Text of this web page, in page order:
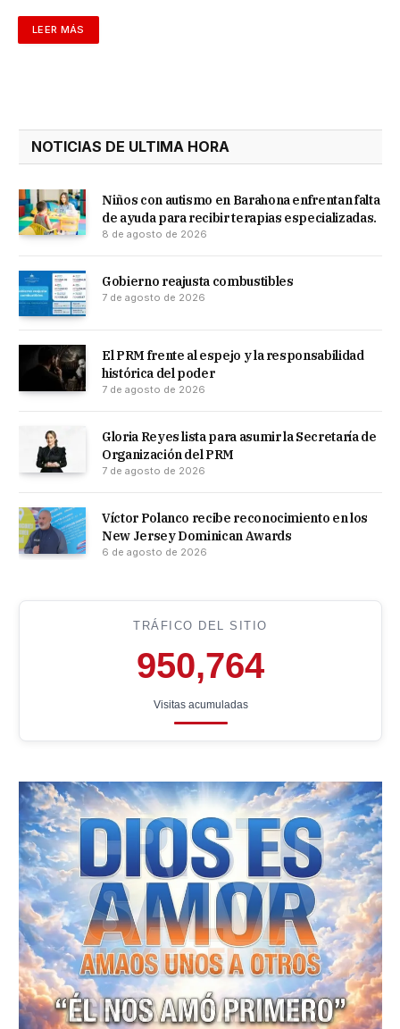
LEER MÁS
NOTICIAS DE ULTIMA HORA
Niños con autismo en Barahona enfrentan falta
de ayuda para recibir terapias especializadas.
8 de agosto de 2026
Gobierno reajusta combustibles
7 de agosto de 2026
El PRM frente al espejo y la responsabilidad
histórica del poder
7 de agosto de 2026
Gloria Reyes lista para asumir la Secretaría de
Organización del PRM
7 de agosto de 2026
Víctor Polanco recibe reconocimiento en los
New Jersey Dominican Awards
6 de agosto de 2026
TRÁFICO DEL SITIO
950,764
Visitas acumuladas